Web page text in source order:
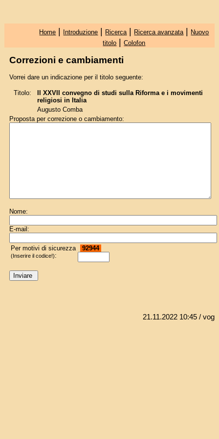
Home | Introduzione | Ricerca | Ricerca avanzata | Nuovo
titolo |Colofon
Correzioni e cambiamenti
Vorrei dare un indicazione per il titolo seguente:
Titolo:
Il XXVII convegno di studi sulla Riforma e i movimenti
religiosi in Italia
Augusto Comba
Proposta per correzione o cambiamento:
Nome:
E-mail:
Per motivi di sicurezza
(Inserire il codice!):
92944
21.11.2022 10:45 / vog